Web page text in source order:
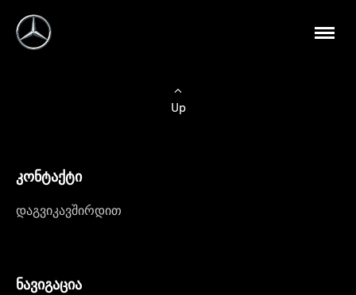
Up
კონტაქტი
დაგვიკავშირდით
ნავიგაცია